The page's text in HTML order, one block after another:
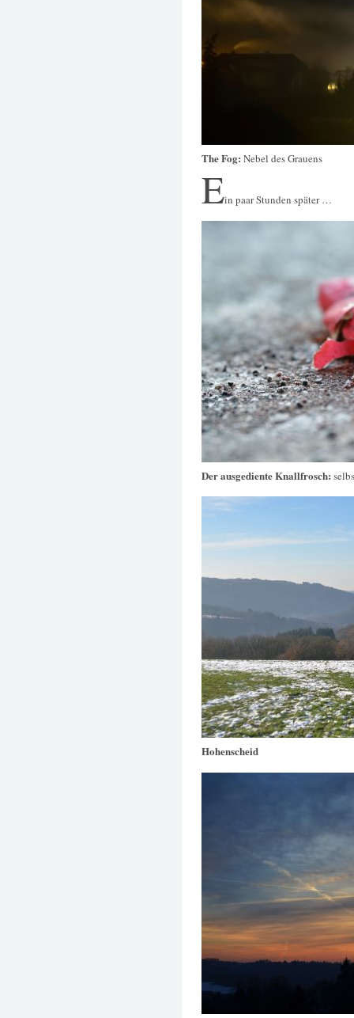
The Fog: Nebel des Grauens
Ein paar Stunden später …
Der ausgediente Knallfrosch:
Hohenscheid